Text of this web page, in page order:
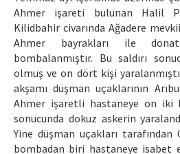
Ahmer işareti bulunan Halil
Kilidbahir civarında Ağadere
Ahmer bayrakları ile
bombalanmıştır. Bu saldırı
olmuş ve on dört kişi
akşamı düşman uçaklarının
Ahmer işaretli hastaneye on iki
sonucunda dokuz askerin
Yine düşman uçakları
bombadan biri hastaneye